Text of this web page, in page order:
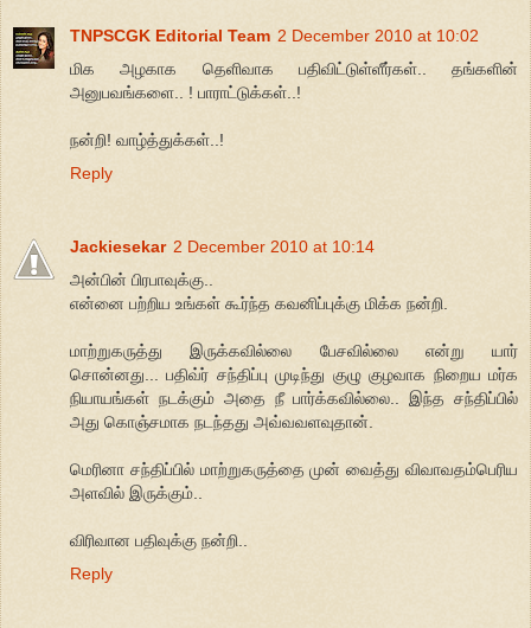
TNPSCGK Editorial Team 2 December 2010 at 10:02
மிக அழகாக தெளிவாக பதிவிட்டுள்ளீர்கள்.. தங்களின்
அனுபவங்களை.. ! பாராட்டுக்கள்..!
நன்றி! வாழ்த்துக்கள்..!
Reply
Jackiesekar 2 December 2010 at 10:14
அன்பின் பிரபாவுக்கு..
என்னை பற்றிய உங்கள் கூர்ந்த கவனிப்புக்கு மிக்க நன்றி.
மாற்றுகருத்து இருக்கவில்லை பேசவில்லை என்று யார்
சொன்னது... பதிவ்ர் சந்திப்பு முடிந்து குழு குழவாக நிறைய மர்க
நியாயங்கள் நடக்கும் அதை நீ பார்க்கவில்லை.. இந்த சந்திப்பில்
அது கொஞ்சமாக நடந்தது அவ்வவளவுதான்.
மெரினா சந்திப்பில் மாற்றுகருத்தை முன் வைத்து விவாவதம்பெரிய
அளவில் இருக்கும்..
விரிவான பதிவுக்கு நன்றி..
Reply